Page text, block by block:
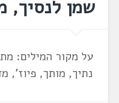
שמן לנסיך,
על מקור המילים:
נתיך, מותך, פיוז',